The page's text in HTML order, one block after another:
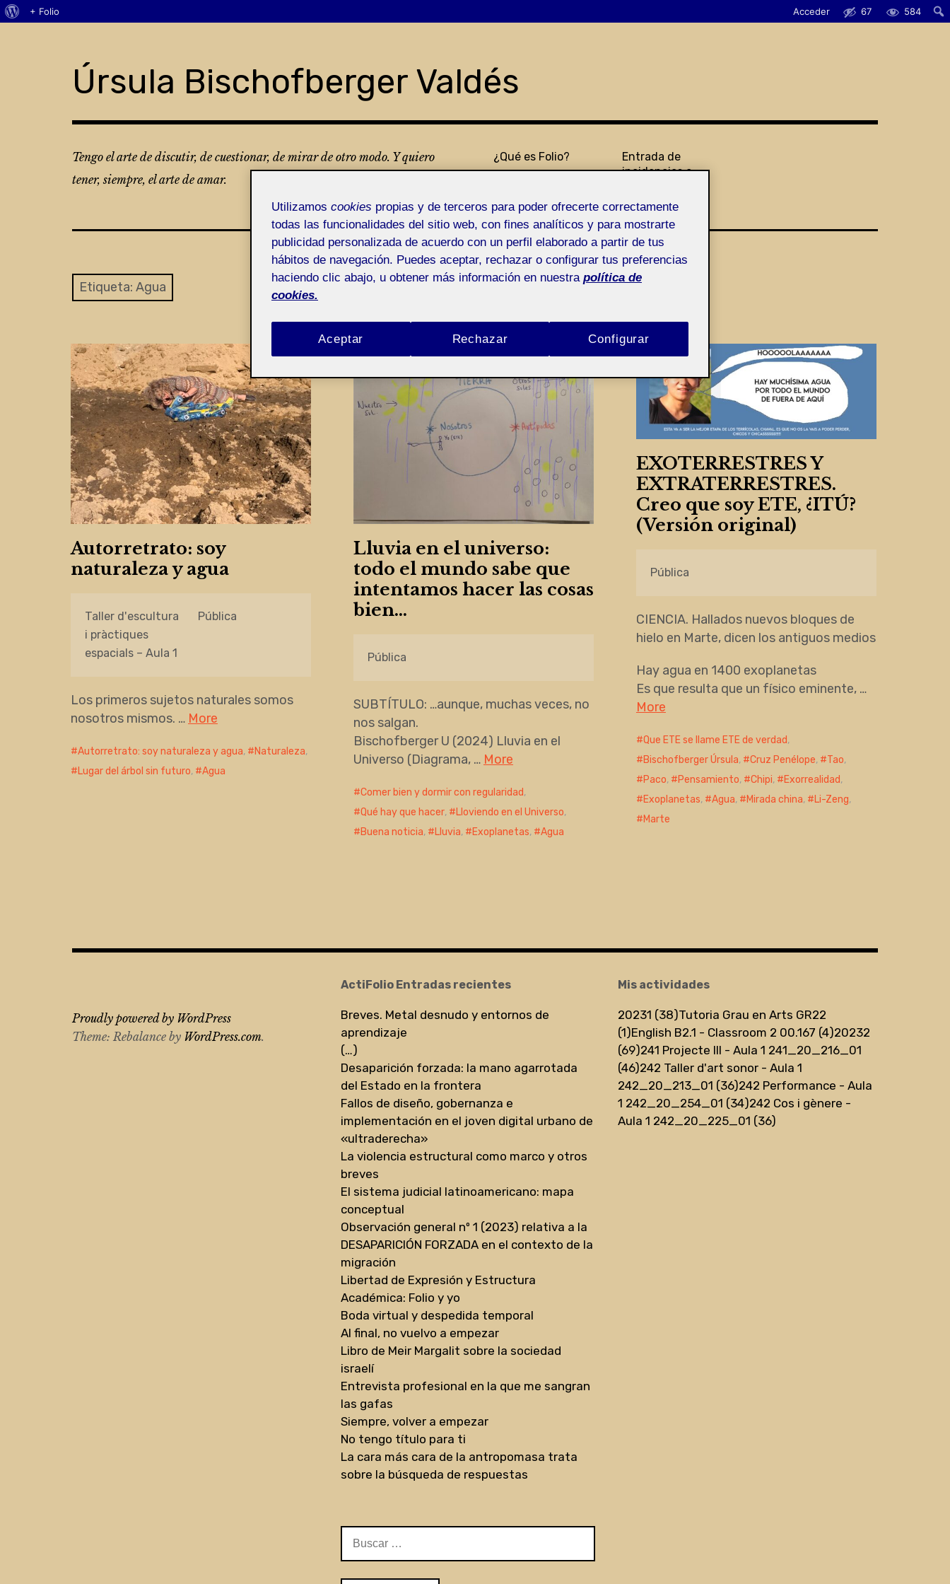
Úrsula Bischofberger Valdés
Tengo el arte de discutir, de cuestionar, de mirar de otro modo. Y quiero
tener, siempre, el arte de amar.
¿Qué es Folio?
Entrada de
incidencias o
Etiqueta: Agua
Autorretrato: soy
naturaleza y agua
Taller d'escultura
i pràctiques
espacials – Aula 1
Pública
Los primeros sujetos naturales somos
nosotros mismos. … More
Autorretrato: soy naturaleza y agua, Naturaleza,
Lugar del árbol sin futuro, Agua
Lluvia en el universo:
todo el mundo sabe que
intentamos hacer las cosas
bien…
Pública
SUBTÍTULO: …aunque, muchas veces, no
nos salgan.
Bischofberger U (2024) Lluvia en el
Universo (Diagrama, … More
Comer bien y dormir con regularidad,
Qué hay que hacer, Lloviendo en el Universo,
Buena noticia, Lluvia, Exoplanetas, Agua
EXOTERRESTRES Y
EXTRATERRESTRES.
Creo que soy ETE, ¿ITÚ?
(Versión original)
Pública
CIENCIA. Hallados nuevos bloques de
hielo en Marte, dicen los antiguos medios
Hay agua en 1400 exoplanetas
Es que resulta que un físico eminente, …
More
Que ETE se llame ETE de verdad,
Bischofberger Úrsula, Cruz Penélope, Tao,
Paco, Pensamiento, Chipi, Exorrealidad,
Exoplanetas, Agua, Mirada china, Li-Zeng,
Marte
ActiFolio Entradas recientes
Breves. Metal desnudo y entornos de
aprendizaje
(…)
Desaparición forzada: la mano agarrotada
del Estado en la frontera
Fallos de diseño, gobernanza e
implementación en el joven digital urbano de
«ultraderecha»
La violencia estructural como marco y otros
breves
El sistema judicial latinoamericano: mapa
conceptual
Observación general nº 1 (2023) relativa a la
DESAPARICIÓN FORZADA en el contexto de la
migración
Libertad de Expresión y Estructura
Académica: Folio y yo
Boda virtual y despedida temporal
Al final, no vuelvo a empezar
Libro de Meir Margalit sobre la sociedad
israelí
Entrevista profesional en la que me sangran
las gafas
Siempre, volver a empezar
No tengo título para ti
La cara más cara de la antropomasa trata
sobre la búsqueda de respuestas
Mis actividades
20231 (38)Tutoria Grau en Arts GR22
(1)English B2.1 - Classroom 2 00.167 (4)20232
(69)241 Projecte III - Aula 1 241_20_216_01
(46)242 Taller d'art sonor - Aula 1
242_20_213_01 (36)242 Performance - Aula
1 242_20_254_01 (34)242 Cos i gènere -
Aula 1 242_20_225_01 (36)
Proudly powered by WordPress
Theme: Rebalance by WordPress.com.
Acerca
+ Folio Acceder 67 584
Utilizamos cookies propias y de terceros para poder ofrecerte correctamente
todas las funcionalidades del sitio web, con fines analíticos y para mostrarte
publicidad personalizada de acuerdo con un perfil elaborado a partir de tus
hábitos de navegación. Puedes aceptar, rechazar o configurar tus preferencias
haciendo clic abajo, u obtener más información en nuestra política de
cookies.
Rechazar
Aceptar Configurar